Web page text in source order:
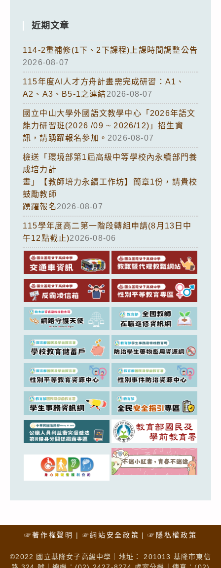
近期文章
114-2重補修(1下、2下課程)上課時間調整公告
2026-08-07
115年度AI人才方舟計畫需完成研習：A1、
A2、A3、B5-1之連結2026-08-07
國立中山大學外國語文教學中心「2026年語文
能力研習班(2026 /09 ~ 2026/12)」招生資
訊，請踴躍報名參加。 2026-08-07
檢送「環境部第1屆高級中等學校內永續部門養
成培力計
畫」【教師培力永續工作坊】簡章1份，請貴校
鼓勵教師
踴躍報名2026-08-07
115學年度高二第一階段轉組申請(8月13日中
午12點截止)2026-08-06
☞著作權聲明 ☞網站安全政策 ☞隱私權政策
©2022 國立基隆女子高級中學｜地址： 201013 基隆市東信